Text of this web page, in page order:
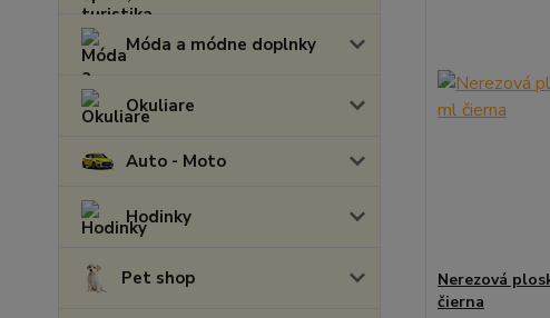
Móda a módne doplnky
Okuliare
Auto - Moto
Hodinky
Pet shop
Nerezová
čierna